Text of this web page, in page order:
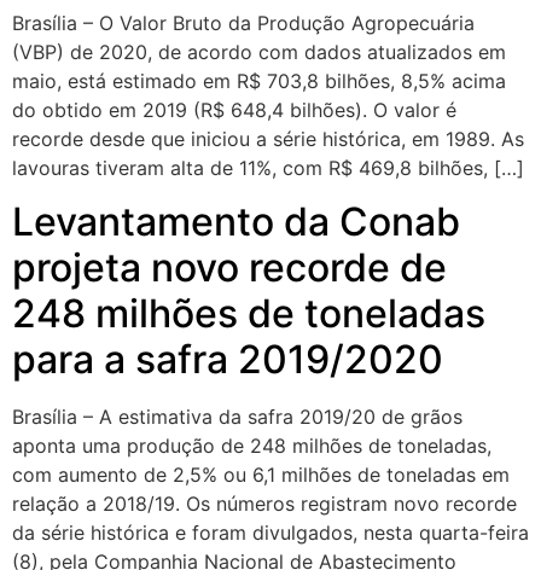
Brasília – O Valor Bruto da Produção Agropecuária
(VBP) de 2020, de acordo com dados atualizados em
maio, está estimado em R$ 703,8 bilhões, 8,5% acima
do obtido em 2019 (R$ 648,4 bilhões). O valor é
recorde desde que iniciou a série histórica, em 1989. As
lavouras tiveram alta de 11%, com R$ 469,8 bilhões, […]
Levantamento da Conab
projeta novo recorde de
248 milhões de toneladas
para a safra 2019/2020
Brasília – A estimativa da safra 2019/20 de grãos
aponta uma produção de 248 milhões de toneladas,
com aumento de 2,5% ou 6,1 milhões de toneladas em
relação a 2018/19. Os números registram novo recorde
da série histórica e foram divulgados, nesta quarta-feira
(8), pela Companhia Nacional de Abastecimento